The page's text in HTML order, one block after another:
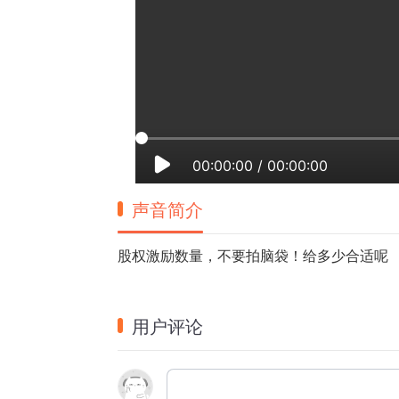
00:00:00 / 00:00:00
声音简介
股权激励数量，不要拍脑袋！给多少合适呢
用户评论